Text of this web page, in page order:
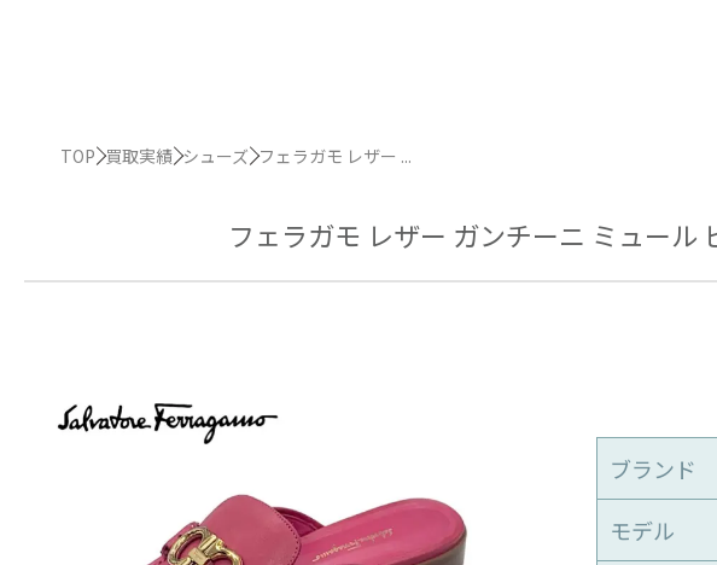
TOP 買取実績 シューズ フェラガモ レザー ...
フェラガモ レザー ガンチーニ ミュール
ブランド
モデル